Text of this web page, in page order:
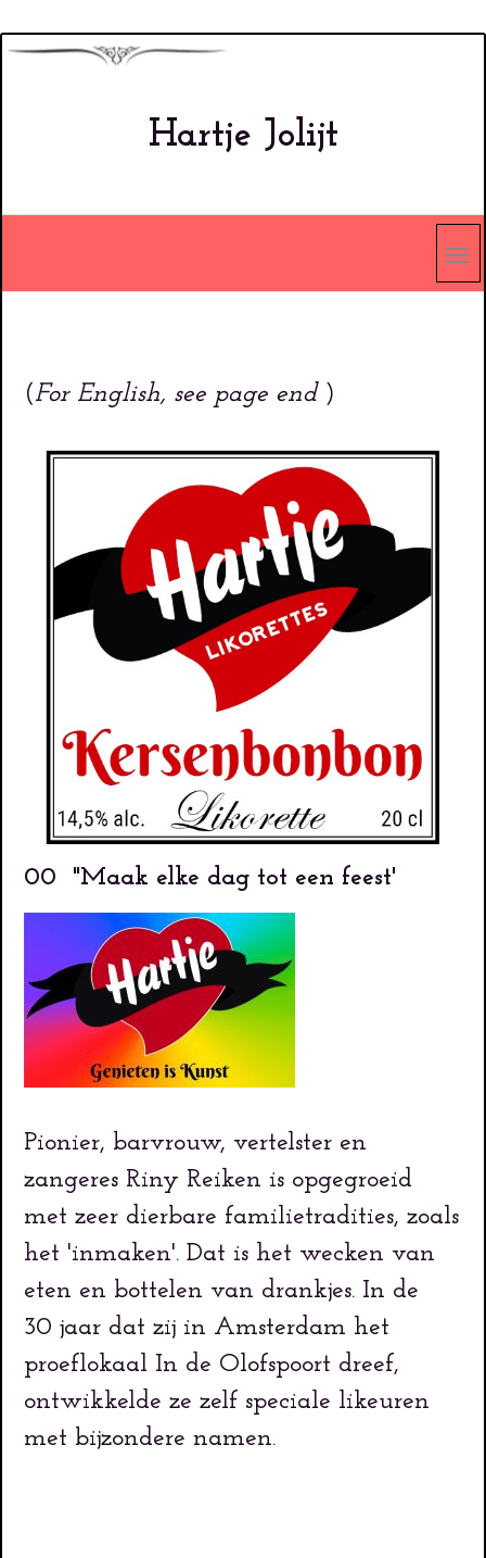
Overslaan
Hartje Jolijt
(For English, see page end )
00 "Maak elke dag tot een feest'
Pionier, barvrouw, vertelster en
zangeres Riny Reiken is opgegroeid
met zeer dierbare familietradities, zoals
het 'inmaken'. Dat is het wecken van
eten en bottelen van drankjes. In de
30 jaar dat zij in Amsterdam het
proeflokaal In de Olofspoort dreef,
ontwikkelde ze zelf speciale likeuren
met bijzondere namen.